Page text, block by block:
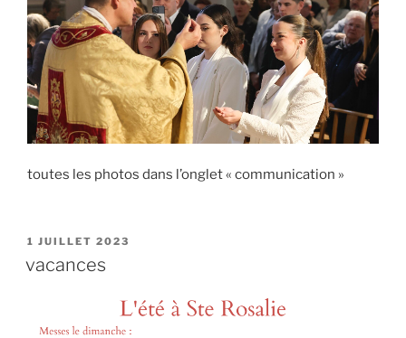
toutes les photos dans l’onglet « communication »
PUBLIÉ
1 JUILLET 2023
vacances